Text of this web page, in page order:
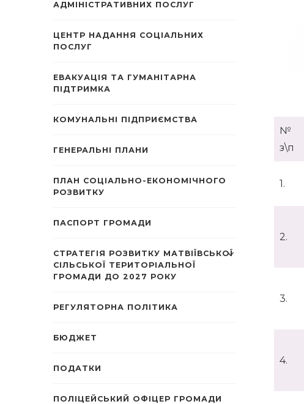
№
з\п
1.
2.
3.
4.
АДМІНІСТРАТИВНИХ ПОСЛУГ
ЦЕНТР НАДАННЯ СОЦІАЛЬНИХ
ПОСЛУГ
ЕВАКУАЦІЯ ТА ГУМАНІТАРНА
ПІДТРИМКА
КОМУНАЛЬНІ ПІДПРИЄМСТВА
ГЕНЕРАЛЬНІ ПЛАНИ
ПЛАН СОЦІАЛЬНО-ЕКОНОМІЧНОГО
РОЗВИТКУ
ПАСПОРТ ГРОМАДИ
СТРАТЕГІЯ РОЗВИТКУ МАТВІЇВСЬКОЇ
СІЛЬСЬКОЇ ТЕРИТОРІАЛЬНОЇ
ГРОМАДИ ДО 2027 РОКУ
РЕГУЛЯТОРНА ПОЛІТИКА
БЮДЖЕТ
ПОДАТКИ
ПОЛІЦЕЙСЬКИЙ ОФІЦЕР ГРОМАДИ